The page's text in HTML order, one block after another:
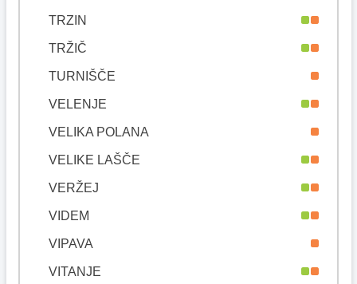
TRZIN
TRŽIČ
TURNIŠČE
VELENJE
VELIKA POLANA
VELIKE LAŠČE
VERŽEJ
VIDEM
VIPAVA
VITANJE